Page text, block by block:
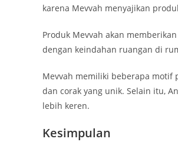
karena Mevvah menyajikan
Produk Mevvah akan
dengan keindahan ruangan di
Mevvah memiliki beberapa motif
dan corak yang unik. Selain itu,
lebih keren.
Kesimpulan